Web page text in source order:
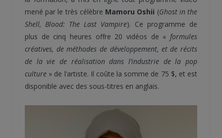
mené par le très célèbre Mamoru Oshii (Ghost in the
Shell, Blood: The Last Vampire). Ce programme de
plus de cinq heures offre 20 vidéos de « formules
créatives, de méthodes de développement, et de récits
de la vie de réalisation dans l’industrie de la pop
culture » de l’artiste. Il coûte la somme de 75 $, et est
disponible avec des sous-titres en anglais.